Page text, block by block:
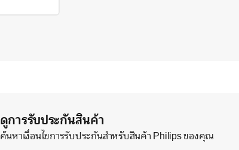
ดูการรับประกันสินค้า
ค้นหาเงื่อนไขการรับประกันสำหรับสินค้า Philips ของคุณ